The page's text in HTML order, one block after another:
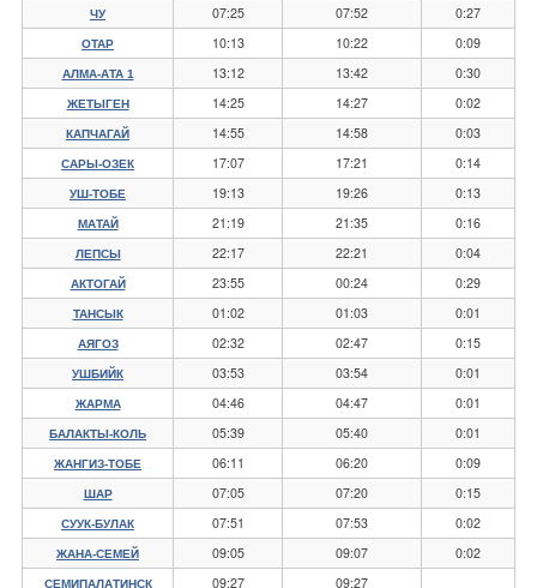
ЧУ 07:25 07:52 0:27
ОТАР 10:13 10:22 0:09
АЛМА-АТА 1 13:12 13:42 0:30
ЖЕТЫГЕН 14:25 14:27 0:02
КАПЧАГАЙ 14:55 14:58 0:03
САРЫ-ОЗЕК 17:07 17:21 0:14
УШ-ТОБЕ 19:13 19:26 0:13
МАТАЙ 21:19 21:35 0:16
ЛЕПСЫ 22:17 22:21 0:04
АКТОГАЙ 23:55 00:24 0:29
ТАНСЫК 01:02 01:03 0:01
АЯГОЗ 02:32 02:47 0:15
УШБИЙК 03:53 03:54 0:01
ЖАРМА 04:46 04:47 0:01
БАЛАКТЫ-КОЛЬ 05:39 05:40 0:01
ЖАНГИЗ-ТОБЕ 06:11 06:20 0:09
ШАР 07:05 07:20 0:15
СУУК-БУЛАК 07:51 07:53 0:02
ЖАНА-СЕМЕЙ 09:05 09:07 0:02
СЕМИПАЛАТИНСК 09:27 09:27